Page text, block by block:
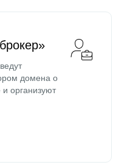
домена о
организуют